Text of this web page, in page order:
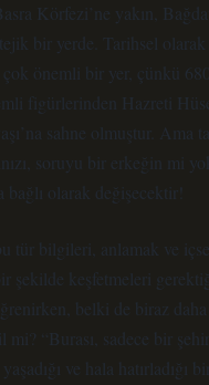
Körfezi’ne yakın,
bir yerde. Tarihsel
önemli bir yer, çünkü 680
figürlerinden Hazreti
sahne olmuştur. Ama
soruyu bir erkeğin mi
bağlı olarak değişecektir!
tür bilgileri, anlamak ve
şekilde keşfetmeleri
belki de biraz
mi? “Burası, sadece bir
ve hala hatırladığı